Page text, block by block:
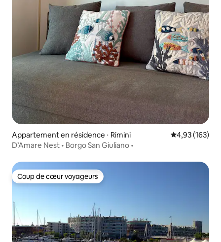
Appartement en résidence ⋅ Rimini Évaluation
4,93 (163)
D’Amare Nest • Borgo San Giuliano •
Coup de cœur voyageurs
Coup de cœur voyageurs